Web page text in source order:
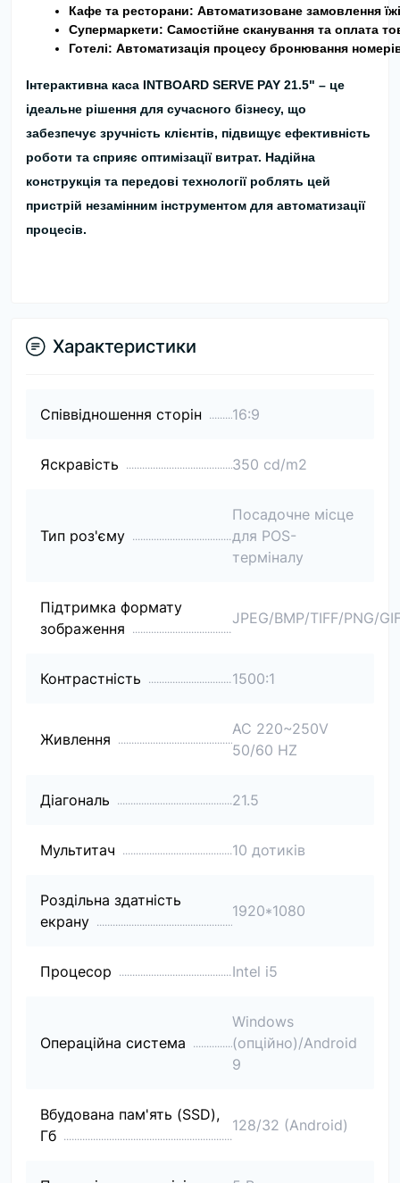
Кафе та ресторани: Автоматизоване замовлення їжі
Супермаркети: Самостійне сканування та оплата
Готелі: Автоматизація процесу бронювання
Інтерактивна каса INTBOARD SERVE PAY 21.5" – це
ідеальне рішення для сучасного бізнесу, що
забезпечує зручність клієнтів, підвищує ефективність
роботи та сприяє оптимізації витрат. Надійна
конструкція та передові технології роблять цей
пристрій незамінним інструментом для автоматизації
процесів.
Характеристики
Співвідношення сторін 16:9
Яскравість 350 cd/m2
Тип роз'єму
Посадочне місце
для POS-
терміналу
Підтримка формату
зображення
JPEG/BMP/TIFF/PNG/
Контрастність 1500:1
Живлення
AC 220~250V
50/60 HZ
Діагональ 21.5
Мультитач 10 дотиків
Роздільна здатність
екрану
1920*1080
Процесор Intel i5
Операційна система
Windows
(опційно)/Android
9
Вбудована пам'ять (SSD),
Гб
128/32 (Android)